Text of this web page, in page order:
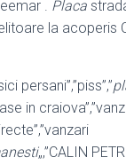
. Placa
la acoperis
persani”,”piss”,”
in
„,”CALIN